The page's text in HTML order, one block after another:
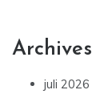
Archives
juli 2026